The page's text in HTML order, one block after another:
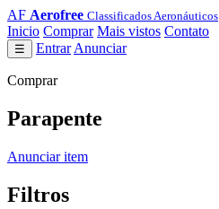
AF Aerofree Classificados Aeronáuticos
Inicio Comprar Mais vistos Contato
☰ Entrar Anunciar
Comprar
Parapente
Anunciar item
Filtros